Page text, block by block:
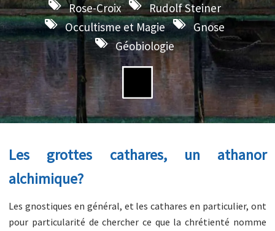
Rose-Croix
Rudolf Steiner
Occultisme et Magie
Gnose
Géobiologie
Les grottes cathares, un athanor
alchimique?
Les gnostiques en général, et les cathares en particulier, ont
pour particularité de chercher ce que la chrétienté nomme